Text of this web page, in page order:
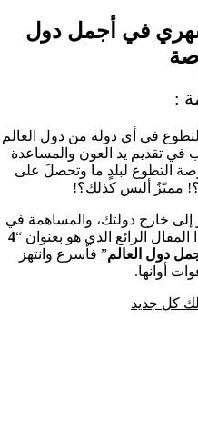
في أجمل دول
:
في أي دولة من دول العالم
تقديم يد العون والمساعدة
التطوع لبلدٍ ما وتحصلَ على
مميّزٌ أليس كذلك؟!
إلى خارج دولتك، والمساهمة في
الرائع الذي هو بعنوان “4
دول العالم” فأسرع وانتهز
أوانها.
كل جديد